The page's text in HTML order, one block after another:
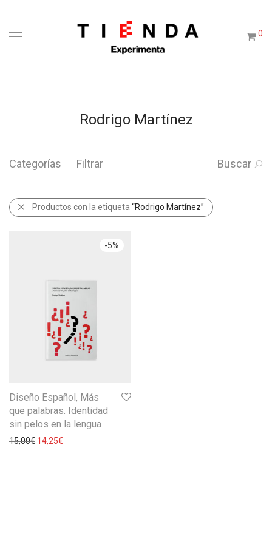
0
Rodrigo Martínez
Categorías Filtrar Buscar
Productos con la etiqueta “Rodrigo Martínez”
-5%
Diseño Español, Más
que palabras. Identidad
sin pelos en la lengua
15,00€ 14,25€